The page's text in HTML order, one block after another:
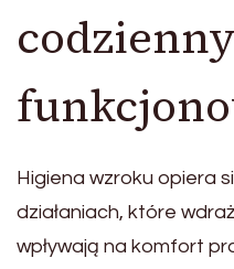
Higiena wzroku opiera
działaniach, które
wpływają na komfort